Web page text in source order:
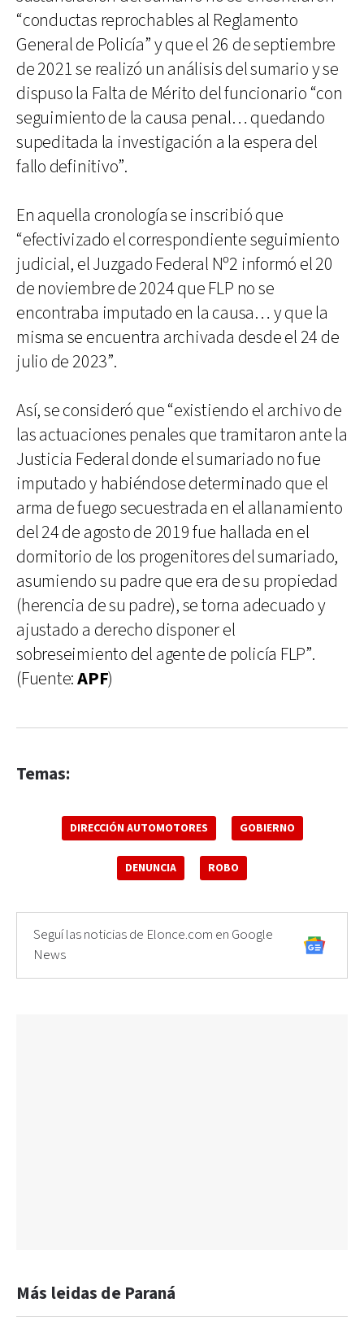
“conductas reprochables al Reglamento
General de Policía” y que el 26 de septiembre
de 2021 se realizó un análisis del sumario y se
dispuso la Falta de Mérito del funcionario “con
seguimiento de la causa penal… quedando
supeditada la investigación a la espera del
fallo definitivo”.
En aquella cronología se inscribió que
“efectivizado el correspondiente seguimiento
judicial, el Juzgado Federal Nº2 informó el 20
de noviembre de 2024 que FLP no se
encontraba imputado en la causa… y que la
misma se encuentra archivada desde el 24 de
julio de 2023”.
Así, se consideró que “existiendo el archivo de
las actuaciones penales que tramitaron ante la
Justicia Federal donde el sumariado no fue
imputado y habiéndose determinado que el
arma de fuego secuestrada en el allanamiento
del 24 de agosto de 2019 fue hallada en el
dormitorio de los progenitores del sumariado,
asumiendo su padre que era de su propiedad
(herencia de su padre), se torna adecuado y
ajustado a derecho disponer el
sobreseimiento del agente de policía FLP”.
(Fuente:APF)
Temas:
DIRECCIÓN AUTOMOTORES GOBIERNO
DENUNCIA ROBO
Seguí las noticias de Elonce.com en Google
News
Más leidas de Paraná